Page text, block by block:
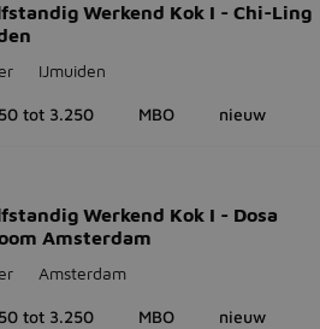
Werkend Kok I - Chi-Ling
IJmuiden
tot 3.250 MBO nieuw
Werkend Kok I - Dosa
Amsterdam
Amsterdam
tot 3.250 MBO nieuw